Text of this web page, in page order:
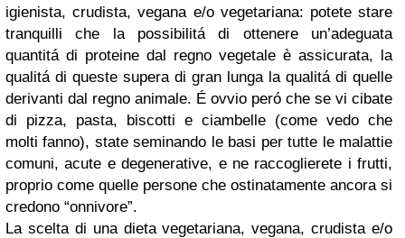
igienista, crudista, vegana e/o vegetariana: potete stare
tranquilli che la possibilitá di ottenere un’adeguata
quantitá di proteine dal regno vegetale è assicurata, la
qualitá di queste supera di gran lunga la qualitá di quelle
derivanti dal regno animale. É ovvio peró che se vi cibate
di pizza, pasta, biscotti e ciambelle (come vedo che
molti fanno), state seminando le basi per tutte le malattie
comuni, acute e degenerative, e ne raccoglierete i frutti,
proprio come quelle persone che ostinatamente ancora si
credono “onnivore”.
La scelta di una dieta vegetariana, vegana, crudista e/o